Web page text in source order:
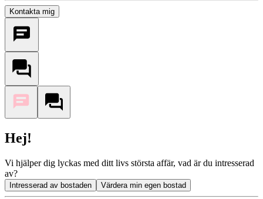
Kontakta mig
Hej!
Vi hjälper dig lyckas med ditt livs största affär, vad är du intresserad
av?
Intresserad av bostaden Värdera min egen bostad